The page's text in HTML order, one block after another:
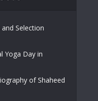
Selection
Yoga Day in
of Shaheed